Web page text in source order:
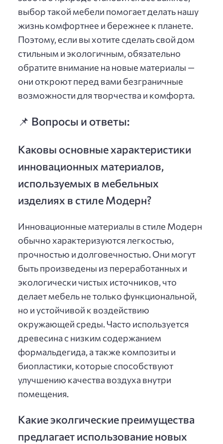
выбор такой мебели помогает делать нашу
жизнь комфортнее и бережнее к планете.
Поэтому, если вы хотите сделать свой дом
стильным и экологичным, обязательно
обратите внимание на новые материалы —
они откроют перед вами безграничные
возможности для творчества и комфорта.
📌 Вопросы и ответы:
Каковы основные характеристики
инновационных материалов,
используемых в мебельных
изделиях в стиле Модерн?
Инновационные материалы в стиле Модерн
обычно характеризуются легкостью,
прочностью и долговечностью. Они могут
быть произведены из переработанных и
экологически чистых источников, что
делает мебель не только функциональной,
но и устойчивой к воздействию
окружающей среды. Часто используется
древесина с низким содержанием
формальдегида, а также композиты и
биопластики, которые способствуют
улучшению качества воздуха внутри
помещения.
Какие эколгические преимущества
предлагает использование новых